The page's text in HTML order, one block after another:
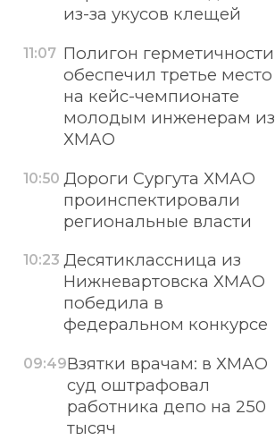
из-за укусов клещей
11:07 Полигон герметичности
обеспечил третье место
на кейс-чемпионате
молодым инженерам из
ХМАО
10:50 Дороги Сургута ХМАО
проинспектировали
региональные власти
10:23 Десятиклассница из
Нижневартовска ХМАО
победила в
федеральном конкурсе
09:49Взятки врачам: в ХМАО
суд оштрафовал
работника депо на 250
тысяч